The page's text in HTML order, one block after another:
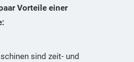
Vorteile einer
sind zeit- und